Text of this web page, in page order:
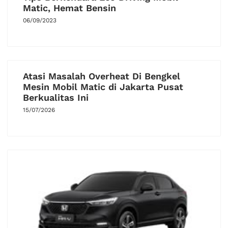
Matic, Hemat Bensin
06/09/2023
Atasi Masalah Overheat Di Bengkel
Mesin Mobil Matic di Jakarta Pusat
Berkualitas Ini
15/07/2026